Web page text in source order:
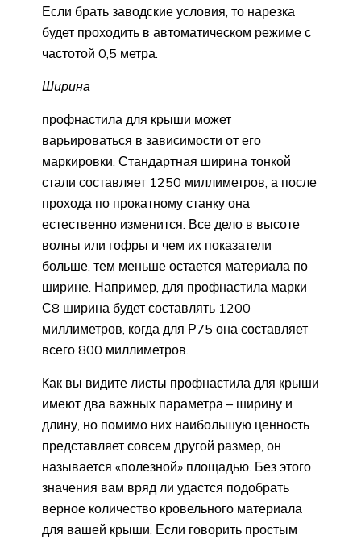
Если брать заводские условия, то нарезка
будет проходить в автоматическом режиме с
частотой 0,5 метра.
Ширина
профнастила для крыши может
варьироваться в зависимости от его
маркировки. Стандартная ширина тонкой
стали составляет 1250 миллиметров, а после
прохода по прокатному станку она
естественно изменится. Все дело в высоте
волны или гофры и чем их показатели
больше, тем меньше остается материала по
ширине. Например, для профнастила марки
С8 ширина будет составлять 1200
миллиметров, когда для Р75 она составляет
всего 800 миллиметров.
Как вы видите листы профнастила для крыши
имеют два важных параметра – ширину и
длину, но помимо них наибольшую ценность
представляет совсем другой размер, он
называется «полезной» площадью. Без этого
значения вам вряд ли удастся подобрать
верное количество кровельного материала
для вашей крыши. Если говорить простым